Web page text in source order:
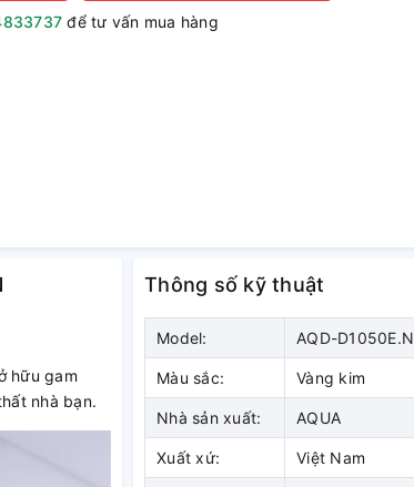
để tư vấn mua hàng
hữu gam
nhà bạn.
Thông số kỹ thuật
Model: AQD-D1050E.N
Màu sắc: Vàng kim
Nhà sản xuất: AQUA
Xuất xứ: Việt Nam